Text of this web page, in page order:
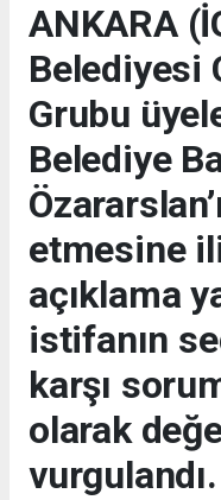
ANKARA
Belediyesi
Grubu
Belediye
etmesine
açıklama
istifanın
karşı
olarak
vurgulandı.